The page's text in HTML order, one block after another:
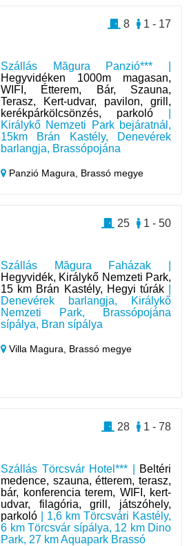
Szállás Măgura Panzió*** |
Hegyvidéken 1000m magasan,
WIFI, Étterem, Bár, Szauna,
Terasz, Kert-udvar, pavilon, grill,
kerékpárkölcsönzés, parkoló
Királykő Nemzeti Park bejáratnál,
15km Brán Kastély, Denevérek
barlangja, Brassópojána
Panzió Magura, Brassó megye
1 - 17
8
Szállás Măgura Faházak |
Hegyvidék, Királykő Nemzeti Park,
15 km Brán Kastély, Hegyi túrák|
Denevérek barlangja, Királykő
Nemzeti Park, Brassópojána
sípálya, Bran sípálya
Villa Magura, Brassó megye
1 - 50
25
Szállás Törcsvár Hotel*** |
Beltéri
medence, szauna, étterem, terasz,
bár, konferencia terem, WIFI, kert-
udvar, filagória, grill, játszóhely,
parkoló | 1,6 km Törcsvári Kastély,
6 km Törcsvár sípálya, 12 km Dino
Park, 27 km Aquapark Brassó
1 - 78
28